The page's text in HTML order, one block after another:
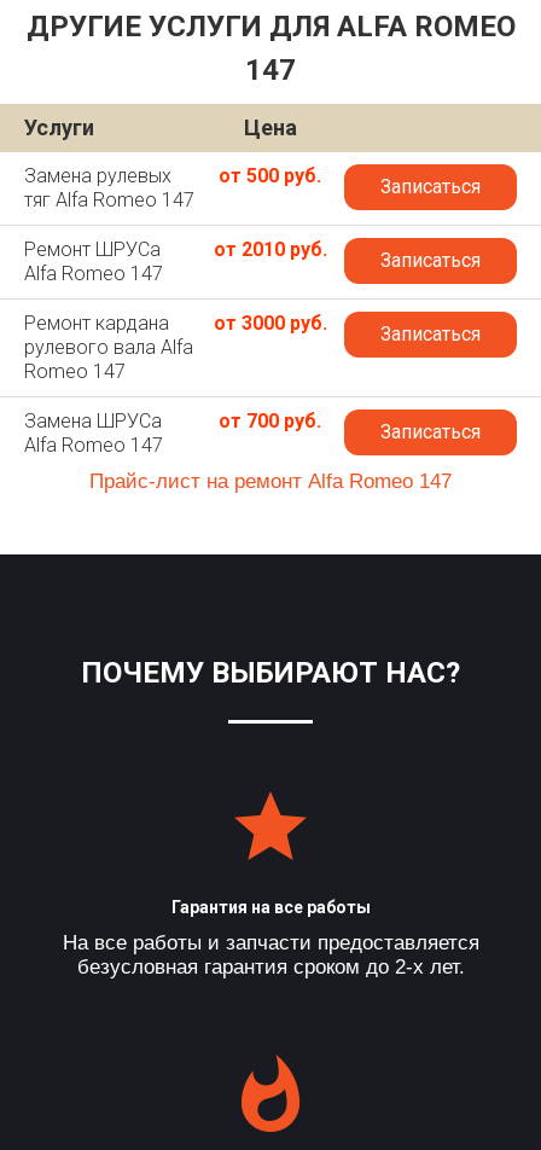
ДРУГИЕ УСЛУГИ ДЛЯ ALFA ROMEO
147
Услуги Цена
Замена рулевых
тяг Alfa Romeo 147
от 500 руб. Записаться
Ремонт ШРУСа
Alfa Romeo 147
от 2010 руб. Записаться
Ремонт кардана
рулевого вала Alfa
Romeo 147
от 3000 руб. Записаться
Замена ШРУСа
Alfa Romeo 147
от 700 руб. Записаться
Прайс-лист на ремонт Alfa Romeo 147
ПОЧЕМУ ВЫБИРАЮТ НАС?
Гарантия на все работы
На все работы и запчасти предоставляется
безусловная гарантия сроком до 2-х лет.